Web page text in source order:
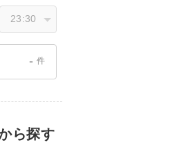
- 件
ら探す